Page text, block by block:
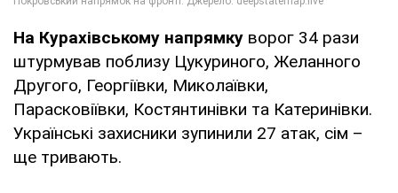
На Курахівському напрямку ворог 34 рази
штурмував поблизу Цукуриного, Желанного
Другого, Георгіївки, Миколаївки,
Парасковіївки, Костянтинівки та Катеринівки.
Українські захисники зупинили 27 атак, сім –
ще тривають.